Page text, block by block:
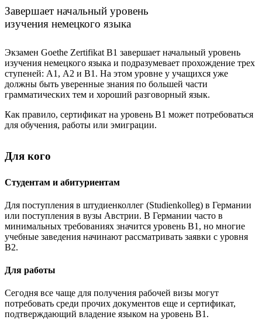
Завершает начальный уровень
изучения немецкого языка
Экзамен Goethe Zertifikat B1 завершает начальный уровень
изучения немецкого языка и подразумевает прохождение трех
ступеней: А1, А2 и B1. На этом уровне у учащихся уже
должны быть уверенные знания по большей части
грамматических тем и хороший разговорный язык.
Как правило, сертификат на уровень B1 может потребоваться
для обучения, работы или эмиграции.
Для кого
Студентам и абитуриентам
Для поступления в штудиенколлег (Studienkolleg) в Германии
или поступления в вузы Австрии. В Германии часто в
минимальных требованиях значится уровень B1, но многие
учебные заведения начинают рассматривать заявки с уровня
B2.
Для работы
Сегодня все чаще для получения рабочей визы могут
потребовать среди прочих документов еще и сертификат,
подтверждающий владение языком на уровень B1.